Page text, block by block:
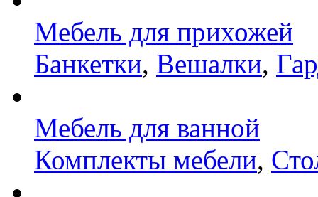
Мебель для прихожей
Банкетки, Вешалки,
Мебель для ванной
Комплекты мебели,